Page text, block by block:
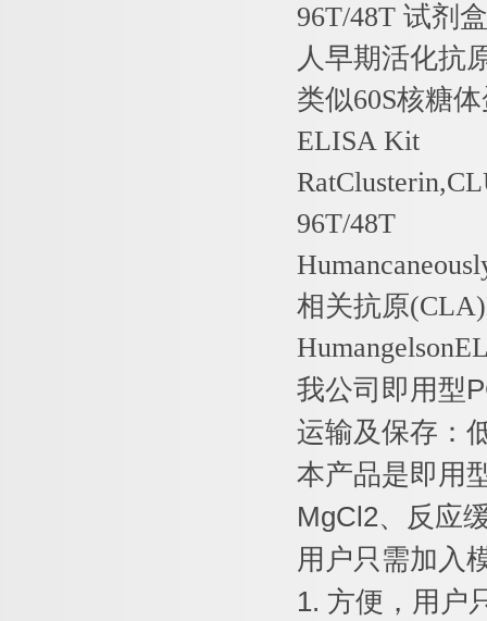
96T/48T 试剂盒
人早期活化抗
类似60S核糖
ELISA Kit
96T/48T
相关抗原
我公司即用型
运输及保存：
本产品是即用
MgCl2、反应
用户只需加入
1. 方便，用户